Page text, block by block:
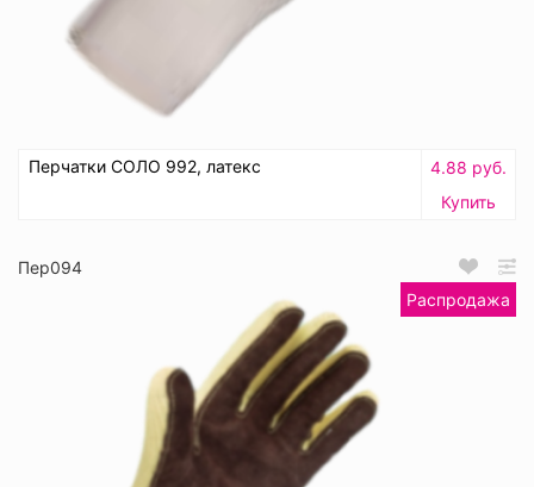
Перчатки СОЛО 992, латекс
4.88 руб.
Купить
Пер094
Распродажа